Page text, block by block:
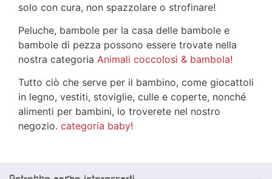
solo con cura, non spazzolare o strofinare!
Peluche, bambole per la casa delle bambole e
bambole di pezza possono essere trovate nella
nostra categoria Animali coccolosi & bambola!
Tutto ciò che serve per il bambino, come giocattoli
in legno, vestiti, stoviglie, culle e coperte, nonché
alimenti per bambini, lo troverete nel nostro
negozio. categoria baby!